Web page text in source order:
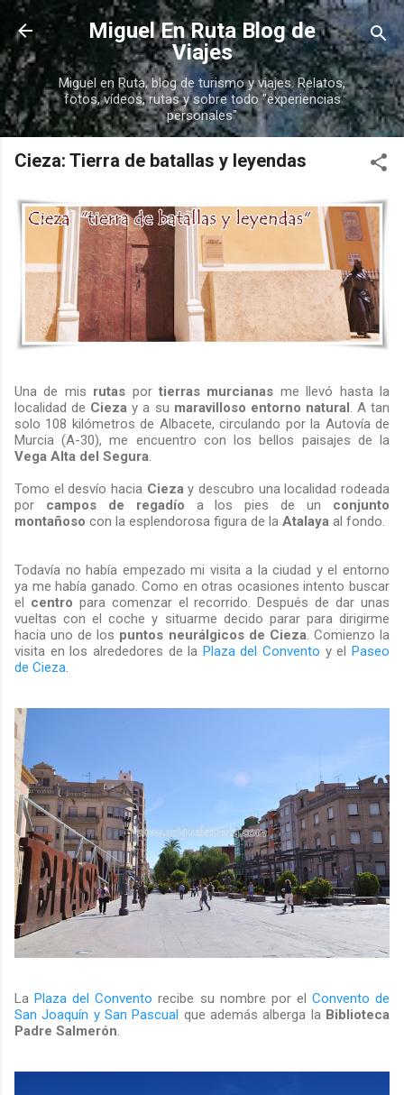
Ir al contenido principal
Miguel En Ruta Blog de
Viajes
Miguel en Ruta, blog de turismo y viajes. Relatos,
fotos, vídeos, rutas y sobre todo "experiencias
personales"
Cieza: Tierra de batallas y leyendas
Una de mis rutas portierras murcianas me llevó hasta la
localidad de Cieza y a su maravilloso entorno natural . A tan
solo 108 kilómetros de Albacete, circulando por la Autovía de
Murcia (A-30), me encuentro con los bellos paisajes de la
Vega Alta del Segura.
Tomo el desvío hacia Ciezay descubro una localidad rodeada
por campos de regadío a los pies de un conjunto
montañoso con la esplendorosa figura de la Atalaya al fondo.
Todavía no había empezado mi visita a la ciudad y el entorno
ya me había ganado. Como en otras ocasiones intento buscar
el centro para comenzar el recorrido. Después de dar unas
vueltas con el coche y situarme decido parar para dirigirme
hacia uno de los puntos neurálgicos de Cieza. Comienzo la
visita en los alrededores de la Plaza del Convento y el
Paseo
de Cieza.
LaPlaza del Convento recibe su nombre por el Convento de
San Joaquín y San Pascual que además alberga la Biblioteca
Padre Salmerón.